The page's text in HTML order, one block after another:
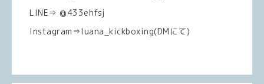
LINE⇒ @433ehfsj
Instagram⇒luana_kickboxing(DMにて)